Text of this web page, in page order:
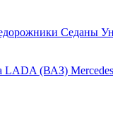
Седаны
LADA (ВАЗ)